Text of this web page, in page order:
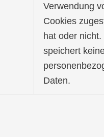
Verwendung
Cookies
hat oder nicht.
speichert
Daten.